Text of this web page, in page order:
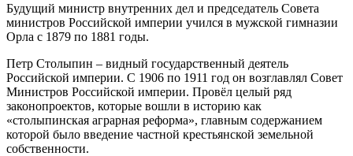
Будущий министр внутренних дел и председатель Совета
министров Российской империи учился в мужской гимназии
Орла с 1879 по 1881 годы.
Петр Столыпин – видный государственный деятель
Российской империи. С 1906 по 1911 год он возглавлял Совет
Министров Российской империи. Провёл целый ряд
законопроектов, которые вошли в историю как
«столыпинская аграрная реформа», главным содержанием
которой было введение частной крестьянской земельной
собственности.